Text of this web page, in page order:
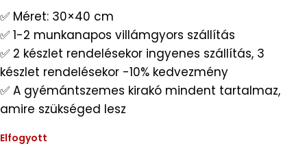
✅ Méret: 30×40 cm
✅ 1-2 munkanapos villámgyors szállítás
✅ 2 készlet rendelésekor ingyenes szállítás, 3
készlet rendelésekor -10% kedvezmény
✅ A gyémántszemes kirakó mindent tartalmaz,
amire szükséged lesz
Elfogyott